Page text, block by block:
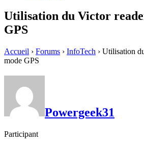
Utilisation du Victor
GPS
Accueil › Forums › InfoTech › Utilisation
mode GPS
Powergeek31
Participant